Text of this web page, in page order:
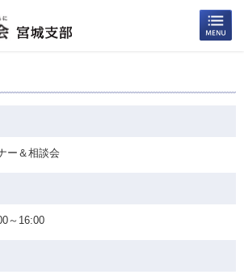
ー＆相談会
～16:00